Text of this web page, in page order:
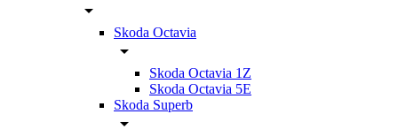
Skoda Octavia
Skoda Octavia 1Z
Skoda Octavia 5E
Skoda Superb